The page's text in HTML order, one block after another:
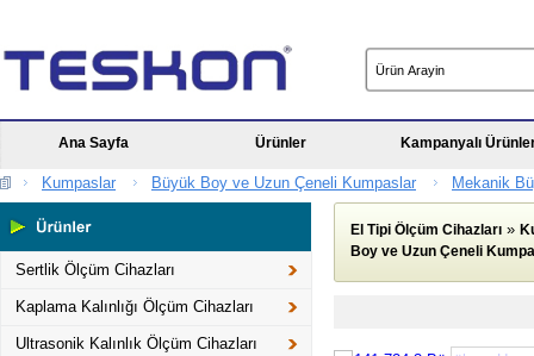
Ana Sayfa Ürünler Kampanyalı
Kumpaslar Büyük Boy ve Uzun Çeneli Kumpaslar Mekanik
Sertlik Ölçüm Cihazları
Kaplama Kalınlığı Ölçüm Cihazları
Ultrasonik Kalınlık Ölçüm Cihazları
El Tipi Ölçüm Cihazları »
Boy ve Uzun Çeneli